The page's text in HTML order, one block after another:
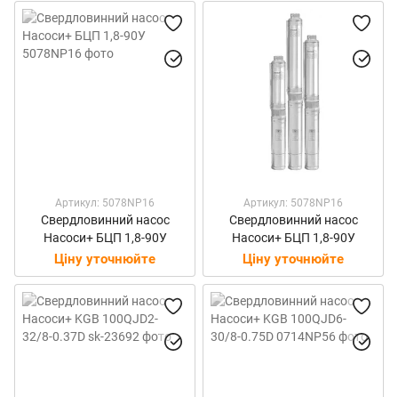
Артикул: 5078NP16
Свердловинний насос
Насоси+ БЦП 1,8-90У
Ціну уточнюйте
Артикул: 5078NP16
Свердловинний насос
Насоси+ БЦП 1,8-90У
Ціну уточнюйте